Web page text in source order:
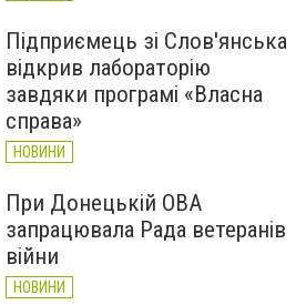
Підприємець зі Слов'янська
відкрив лабораторію
завдяки програмі «Власна
справа»
НОВИНИ
При Донецькій ОВА
запрацювала Рада ветеранів
війни
НОВИНИ